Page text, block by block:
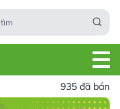
935 đã bán